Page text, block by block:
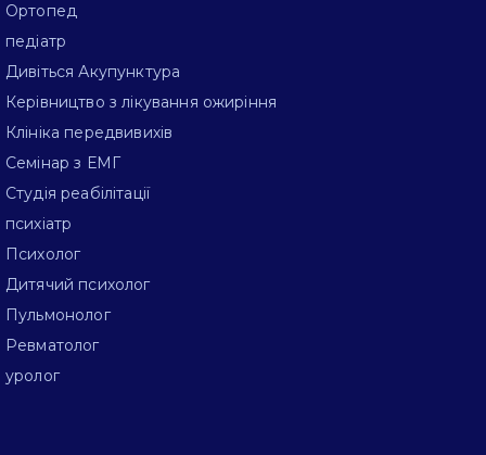
Ортопед
педіатр
Дивіться Акупунктура
Керівництво з лікування ожиріння
Клініка передвивихів
Семінар з ЕМГ
Студія реабілітації
психіатр
Психолог
Дитячий психолог
Пульмонолог
Ревматолог
уролог